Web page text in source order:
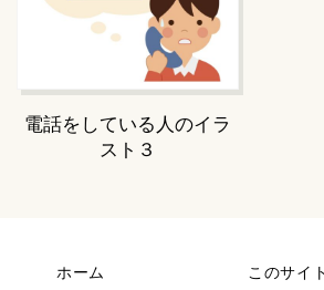
電話をしている人のイラ
スト３
ホーム このサイ